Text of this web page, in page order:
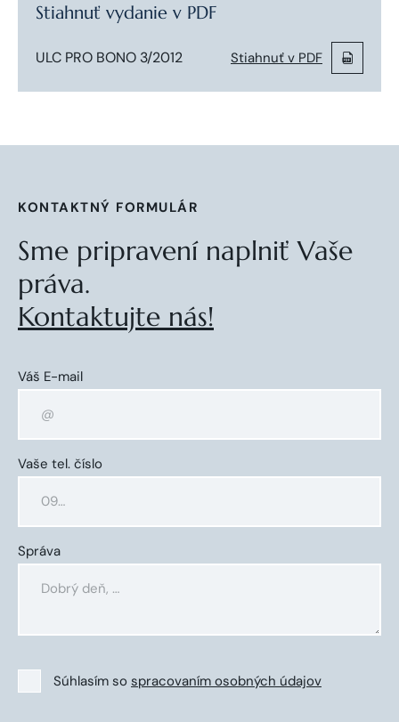
Stiahnuť vydanie v PDF
ULC PRO BONO 3/2012 Stiahnuť v PDF
KONTAKTNÝ FORMULÁR
Sme pripravení naplniť Vaše
práva.
Kontaktujte nás!
Váš E-mail
Vaše tel. číslo
Správa
Súhlasím so spracovaním osobných údajov